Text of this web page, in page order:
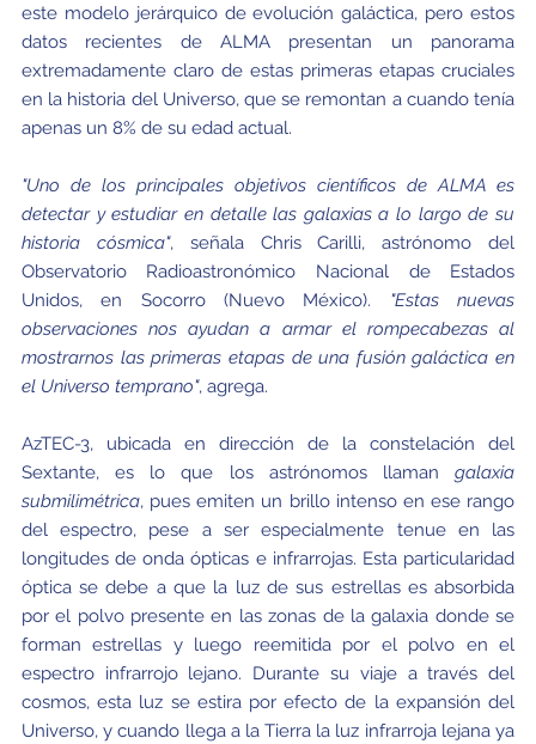
este modelo jerárquico de evolución galáctica, pero estos
datos recientes de ALMA presentan un panorama
extremadamente claro de estas primeras etapas cruciales
en la historia del Universo, que se remontan a cuando tenía
apenas un 8% de su edad actual.
"Uno de los principales objetivos científicos de ALMA es
detectar y estudiar en detalle las galaxias a lo largo de su
historia cósmica", señala Chris Carilli, astrónomo del
Observatorio Radioastronómico Nacional de Estados
Unidos, en Socorro (Nuevo México). "Estas nuevas
observaciones nos ayudan a armar el rompecabezas al
mostrarnos las primeras etapas de una fusión galáctica en
el Universo temprano", agrega.
AzTEC-3, ubicada en dirección de la constelación del
Sextante, es lo que los astrónomos llamangalaxia
submilimétrica, pues emiten un brillo intenso en ese rango
del espectro, pese a ser especialmente tenue en las
longitudes de onda ópticas e infrarrojas. Esta particularidad
óptica se debe a que la luz de sus estrellas es absorbida
por el polvo presente en las zonas de la galaxia donde se
forman estrellas y luego reemitida por el polvo en el
espectro infrarrojo lejano. Durante su viaje a través del
cosmos, esta luz se estira por efecto de la expansión del
Universo, y cuando llega a la Tierra la luz infrarroja lejana ya